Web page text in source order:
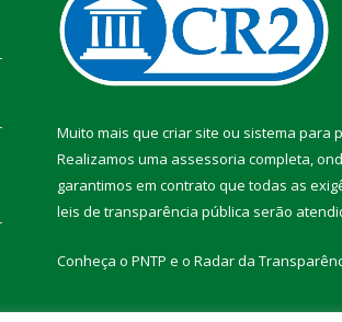
Muito mais que criar site ou sistema para
Realizamos uma assessoria completa,
garantimos em contrato que todas as
leis de transparência pública serão
Conheça o PNTP e o Radar da